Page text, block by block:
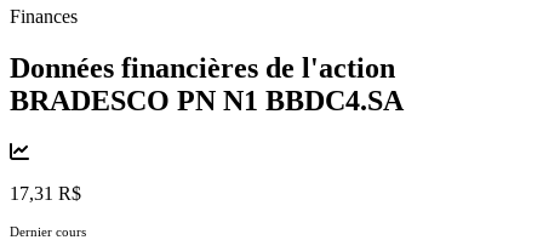
Finances
Données financières de l'action
BRADESCO PN N1 BBDC4.SA
17,31 R$
Dernier cours